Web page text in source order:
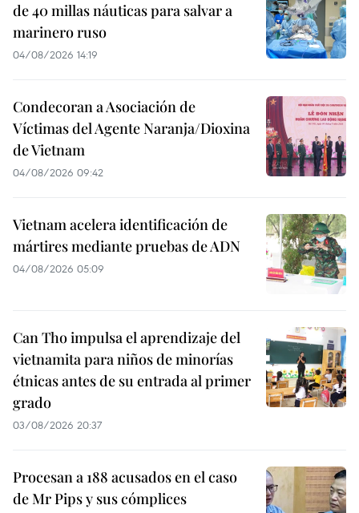
de 40 millas náuticas para salvar a
marinero ruso
04/08/2026 14:19
Condecoran a Asociación de
Víctimas del Agente Naranja/Dioxina
de Vietnam
04/08/2026 09:42
Vietnam acelera identificación de
mártires mediante pruebas de ADN
04/08/2026 05:09
Can Tho impulsa el aprendizaje del
vietnamita para niños de minorías
étnicas antes de su entrada al primer
grado
03/08/2026 20:37
Procesan a 188 acusados en el caso
de Mr Pips y sus cómplices